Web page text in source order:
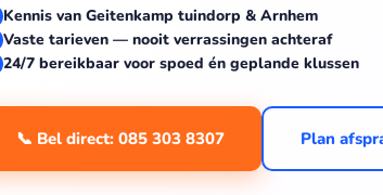
Kennis van Geitenkamp tuindorp & Arnhem
Vaste tarieven — nooit verrassingen achteraf
24/7 bereikbaar voor spoed én geplande klussen
📞 Bel direct: 085 303 8307 Plan